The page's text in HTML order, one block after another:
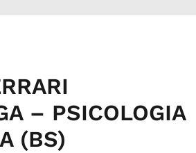
– PSICOLOGIA
(BS)